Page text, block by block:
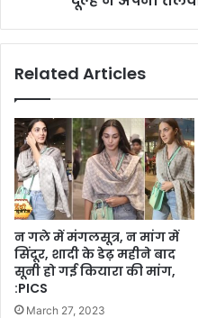
Related Articles
न गले में मंगलसूत्र, न मांग में
सिंदूर, शादी के डेढ़ महीने बाद
सूनी हो गई कियारा की मांग,
:PICS
March 27, 2023